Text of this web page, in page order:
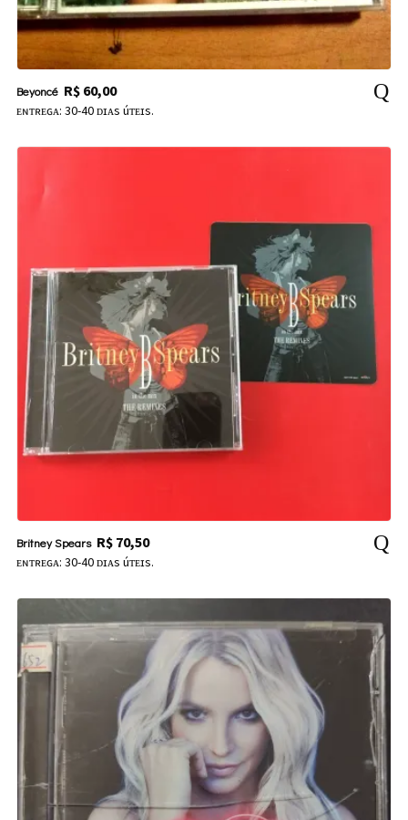
Beyoncé R$60,00
ᴇɴᴛʀᴇɢᴀ: 30-40 ᴅɪᴀs úᴛᴇɪs.
Britney Spears R$70,50
ᴇɴᴛʀᴇɢᴀ: 30-40 ᴅɪᴀs úᴛᴇɪs.